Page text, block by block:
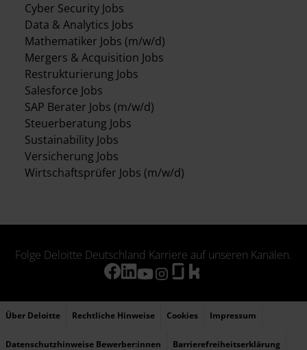
Cyber Security Jobs
Data & Analytics Jobs
Mathematiker Jobs (m/w/d)
Mergers & Acquisition Jobs
Restrukturierung Jobs
Salesforce Jobs
SAP Berater Jobs (m/w/d)
Steuerberatung Jobs
Sustainability Jobs
Versicherung Jobs
Wirtschaftsprüfer Jobs (m/w/d)
Folge Deloitte Deutschland Karriere auf unseren Kanälen.
Über Deloitte Rechtliche Hinweise Cookies Impressum
Datenschutzhinweise Bewerber:innen Barrierefreiheitserklärung